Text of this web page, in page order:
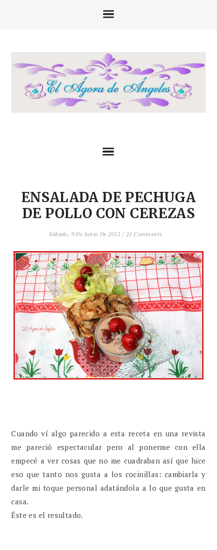
ENSALADA DE PECHUGA
DE POLLO CON CEREZAS
Sábado, 9 De Junio De 2012 / 21 Comments
Cuando ví algo parecido a esta receta en una revista
me pareció espectacular pero al ponerme con ella
empecé a ver cosas que no me cuadraban así que hice
eso que tanto nos gusta a los cocinillas: cambiarla y
darle mi toque personal adatándola a lo que gusta en
casa.
Éste es el resultado.